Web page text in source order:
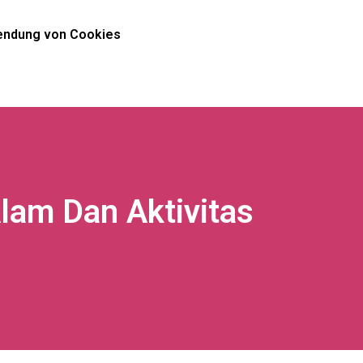
von Cookies
Dan Aktivitas